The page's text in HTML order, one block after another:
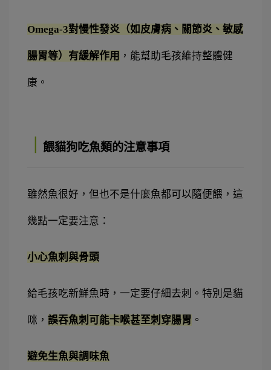
Omega-3對慢性發炎（如皮膚病、關節炎、敏感
腸胃等）有緩解作用 ，能幫助毛孩維持整體健
康。
餵貓狗吃魚類的注意事項
雖然魚很好，但也不是什麼魚都可以隨便餵，這
幾點一定要注意：
小心魚刺與骨頭
給毛孩吃新鮮魚時，一定要仔細去刺。特別是貓
咪， 誤吞魚刺可能卡喉甚至刺穿腸胃 。
避免生魚與調味魚